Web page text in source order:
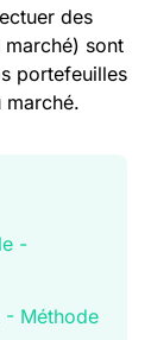
des
sont
portefeuilles
marché.
-
- Méthode